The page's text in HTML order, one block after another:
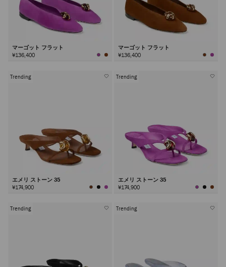
マーゴット フラット
¥136,400
マーゴット フラット
¥136,400
Trending
エメリ ストーン 35
¥174,900
Trending
エメリ ストーン 35
¥174,900
Trending Trending